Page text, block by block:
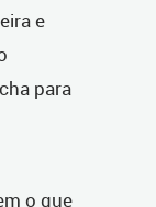
e
para
o que